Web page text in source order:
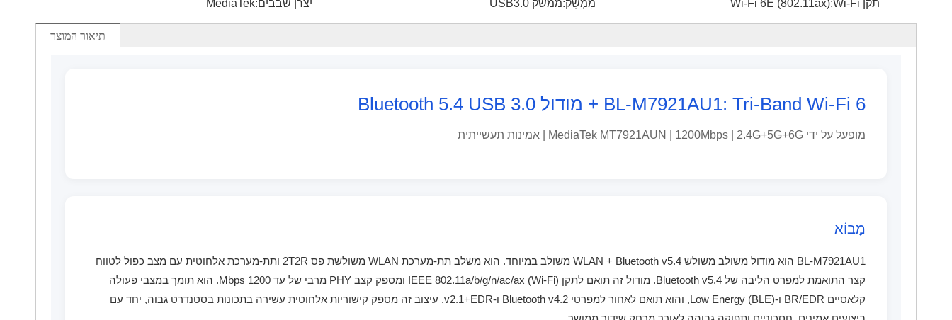
יצרן שבבים:MediaTek מִמְשָׁק:ממשק USB3.0 תקן Wi-Fi: Wi-Fi 6E (802.11ax)
תיאור המוצר
BL-M7921AU1: Tri-Band Wi-Fi 6 + מודול Bluetooth 5.4 USB 3.0
מופעל על ידי MediaTek MT7921AUN | 1200Mbps | 2.4G+5G+6G | אמינות תעשייתית
מָבוֹא
BL-M7921AU1 הוא מודול משולב משולש WLAN + Bluetooth v5.4 משולב במיוחד. הוא משלב תת-מערכת WLAN משולשת פס 2T2R ותת-מערכת אלחוטית עם מצב כפול לטווח
קצר התואמת למפרט הליבה של Bluetooth v5.4. מודול זה תואם לתקן IEEE 802.11a/b/g/n/ac/ax (Wi-Fi) ומספק קצב PHY מרבי של עד 1200 Mbps. הוא תומך במצבי פעולה
קלאסיים BR/EDR ו-Low Energy (BLE), והוא תואם לאחור למפרטי Bluetooth v4.2 ו-v2.1+EDR. עיצוב זה מספק קישוריות אלחוטית עשירה בתכונות בסטנדרט גבוה, יחד עם